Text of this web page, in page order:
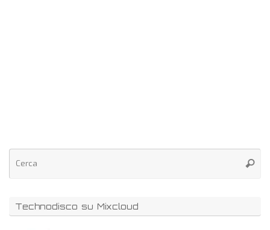
Technodisco su Mixcloud